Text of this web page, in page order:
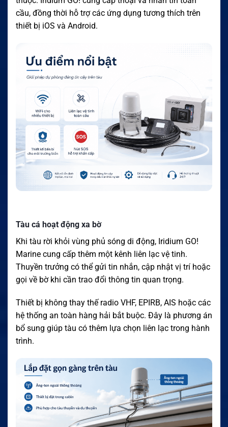
cầu, đồng thời hỗ trợ các ứng dụng tương thích trên
thiết bị iOS và Android.
Tàu cá hoạt động xa bờ
Khi tàu rời khỏi vùng phủ sóng di động, Iridium GO!
Marine cung cấp thêm một kênh liên lạc vệ tinh.
Thuyền trưởng có thể gửi tin nhắn, cập nhật vị trí hoặc
gọi về bờ khi cần trao đổi thông tin quan trọng.
Thiết bị không thay thế radio VHF, EPIRB, AIS hoặc các
hệ thống an toàn hàng hải bắt buộc. Đây là phương án
bổ sung giúp tàu có thêm lựa chọn liên lạc trong hành
trình.